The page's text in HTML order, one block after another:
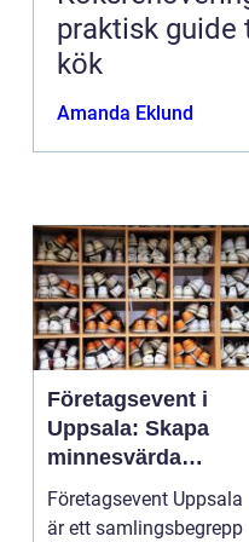
praktisk
kök
Amanda Eklund
Företagsevent i
Uppsala: Skapa
minnesvärda
möten som bygger
starkare team
Företagsevent Uppsala
är ett samlingsbegrepp